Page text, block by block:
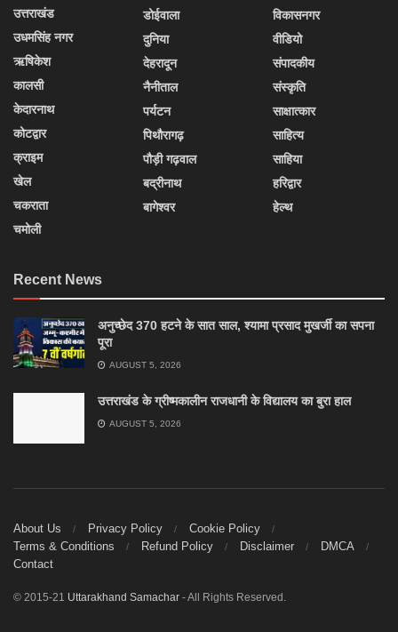
उत्तराखंड
उधमसिंह नगर
ऋषिकेश
कालसी
केदारनाथ
कोटद्वार
क्राइम
खेल
चकराता
चमोली
डोईवाला
दुनिया
देहरादून
नैनीताल
पर्यटन
पिथौरागढ़
पौड़ी गढ़वाल
बद्रीनाथ
बागेश्वर
विकासनगर
वीडियो
संपादकीय
संस्कृति
साक्षात्कार
साहित्य
साहिया
हरिद्वार
हेल्थ
Recent News
अनुच्छेद 370 हटने के सात साल, श्यामा प्रसाद मुखर्जी का सपना
पूरा
AUGUST 5, 2026
उत्तराखंड के ग्रीष्मकालीन राजधानी के विद्यालय का बुरा हाल
AUGUST 5, 2026
About Us Privacy Policy
Cookie Policy
Terms & Conditions
Refund Policy Disclaimer
DMCA
Contact
© 2015-21 Uttarakhand Samachar - All Rights Reserved.